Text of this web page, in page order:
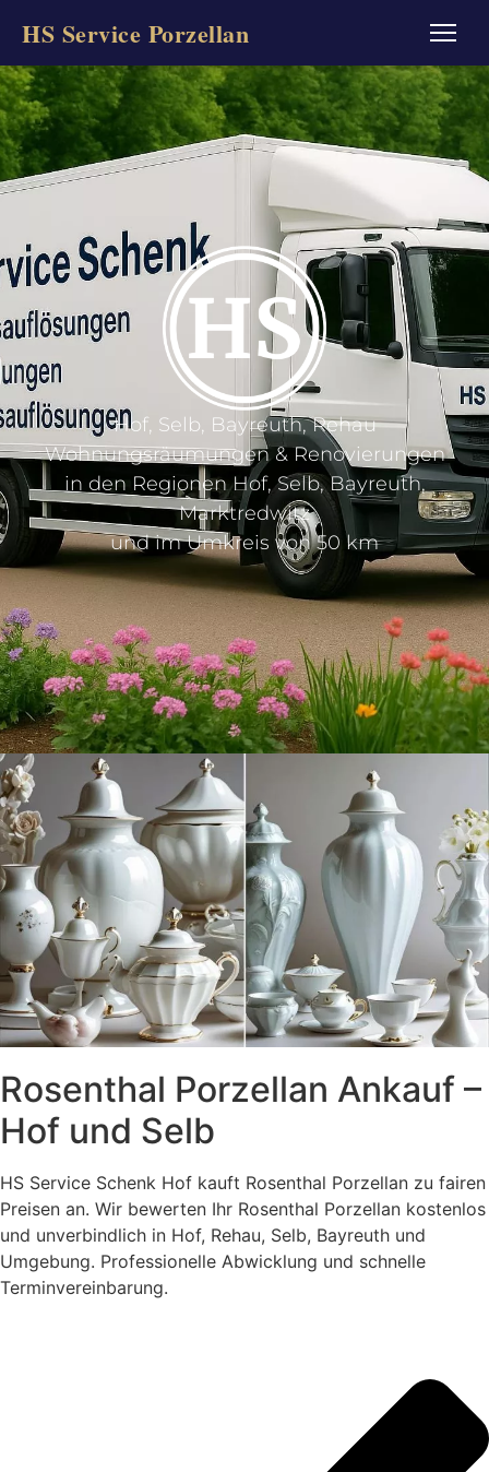
HS Service Porzellan
Hof, Selb, Bayreuth, Rehau
Wohnungsräumungen & Renovierungen
in den Regionen Hof, Selb, Bayreuth,
Marktredwitz
und im Umkreis von 50 km
Rosenthal Porzellan Ankauf –
Hof und Selb
HS Service Schenk Hof kauft Rosenthal Porzellan zu fairen
Preisen an. Wir bewerten Ihr Rosenthal Porzellan kostenlos
und unverbindlich in Hof, Rehau, Selb, Bayreuth und
Umgebung. Professionelle Abwicklung und schnelle
Terminvereinbarung.